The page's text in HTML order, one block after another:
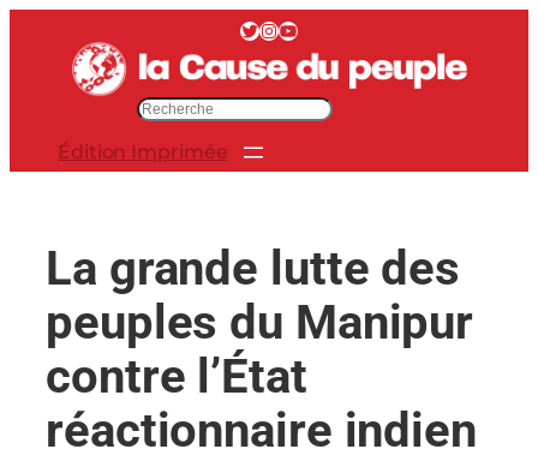
contenu
Twitter InstagramYouTube
e
r
Édition Imprimée
La grande lutte des
peuples du Manipur
contre l’État
réactionnaire indien